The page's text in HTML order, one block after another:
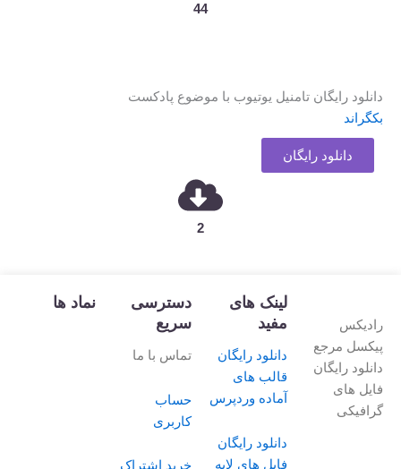
44
دانلود رایگان تامنیل یوتیوب با موضوع پادکست
بکگراند
دانلود رایگان
2
رادیکس
پیکسل مرجع
دانلود رایگان
فایل های
گرافیکی
لینک های
مفید
دانلود رایگان
قالب های
آماده وردپرس
دانلود رایگان
فایل های لایه
دسترسی
سریع
تماس با ما
حساب
کاربری
خرید اشتراک
نماد ها